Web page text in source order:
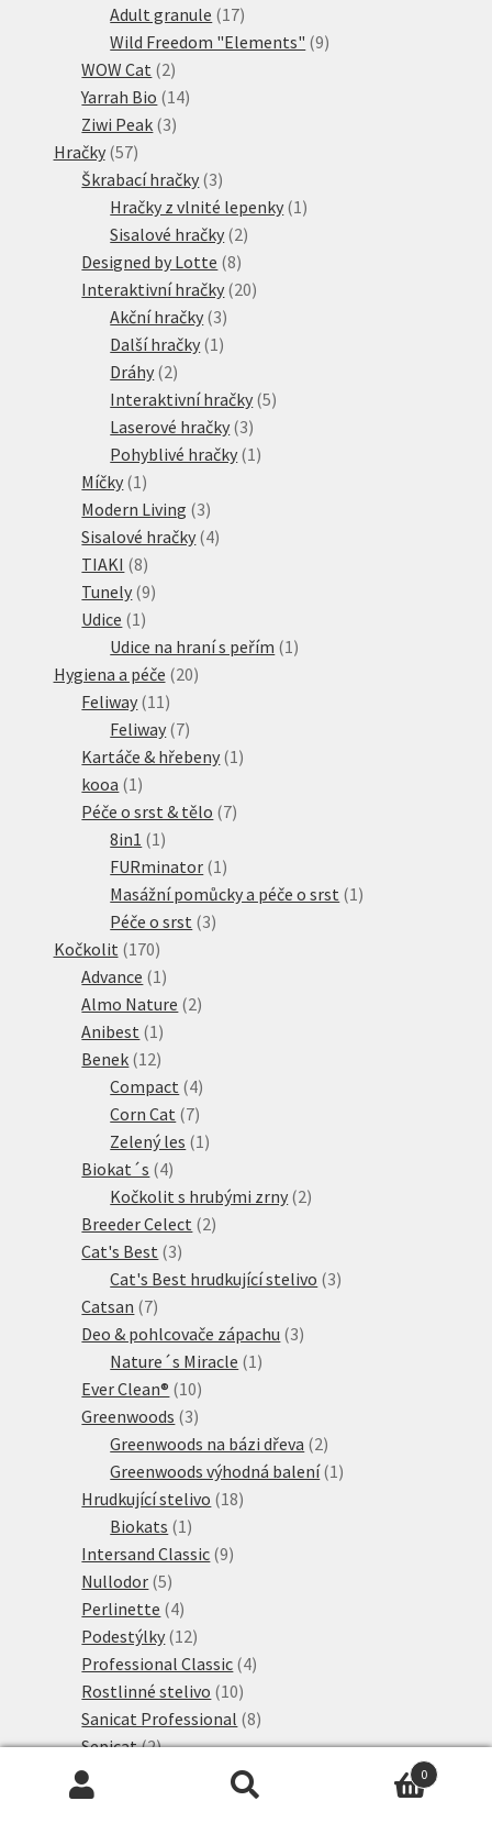
Adult granule 1717
produktů
Wild Freedom "Elements" 99
WOW Cat 22
produkty
Yarrah Bio 1414
Ziwi Peak 33
Hračky 5757
produktů
Škrabací hračky 33
produkty
Hračky z vlnité lepenky 1 1
Sisalové hračky 22
Designed by Lotte 88
produktů
Interaktivní hračky 2020
Akční hračky 33
produkty
Další hračky 1 1
Dráhy 22
produkty
Interaktivní hračky 55
Laserové hračky 33
produkty
Pohyblivé hračky 1 1
Míčky 1 1
produkt
Modern Living 33
produkty
Sisalové hračky 44
TIAKI 88
produktů
Tunely 99
Udice 1 1
produkt
Udice na hraní s peřím 1 1
Hygiena a péče 2020
Feliway 11 11
produktů
Feliway 77
produktů
Kartáče & hřebeny 1 1
kooa 1 1
produkt
Péče o srst & tělo 77
8in1 1 1
produkt
FURminator 1 1
produkt
Masážní pomůcky a péče o srst 1 1
Péče o srst 33
Kočkolit 170170
produktů
Advance 1 1
produkt
Almo Nature 22
Anibest 1 1
produkt
Benek 1212
produktů
Compact 44
produkty
Corn Cat 77
produktů
Zelený les 1 1
Biokat´s 44
produkty
Kočkolit s hrubými zrny 22
Breeder Celect 22
Cat's Best 33
produkty
Cat's Best hrudkující stelivo 33
Catsan 77
produktů
Deo & pohlcovače zápachu 33
Nature´s Miracle 1 1
Ever Clean® 1010
produktů
Greenwoods 33
produkty
Greenwoods na bázi dřeva 22
produkty
Greenwoods výhodná balení 1 1
Hrudkující stelivo 1818
Biokats 1 1
produkt
Intersand Classic 99
Nullodor 55
produktů
Perlinette 44
produkty
Podestýlky 1212
produktů
Professional Classic 44
Rostlinné stelivo 1010
produktů
Sanicat Professional 88
produktů
Sepicat 22
Silikátové stelivo
1
produkt
Tigerino Premium 4747
0